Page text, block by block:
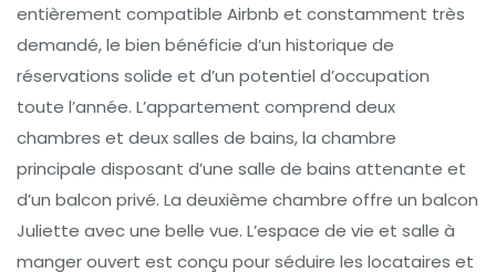
entièrement compatible Airbnb et constamment très
demandé, le bien bénéficie d’un historique de
réservations solide et d’un potentiel d’occupation
toute l’année. L’appartement comprend deux
chambres et deux salles de bains, la chambre
principale disposant d’une salle de bains attenante et
d’un balcon privé. La deuxième chambre offre un balcon
Juliette avec une belle vue. L’espace de vie et salle à
manger ouvert est conçu pour séduire les locataires et